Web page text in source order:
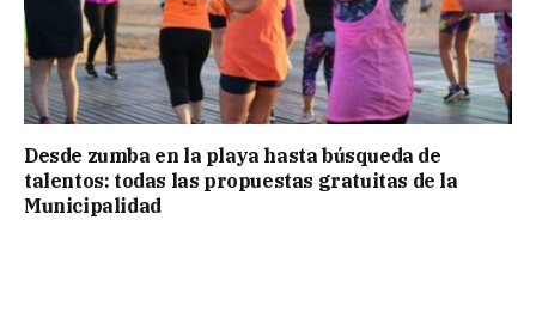
Desde zumba en la playa hasta búsqueda de
talentos: todas las propuestas gratuitas de la
Municipalidad